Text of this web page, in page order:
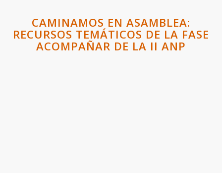
CAMINAMOS EN ASAMBLEA:
RECURSOS TEMÁTICOS DE LA FASE
ACOMPAÑAR DE LA II ANP